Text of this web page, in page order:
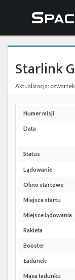
Wiadomości
Baza wiedzy
Starlink
Starship
Szukaj
Facebook
Twitter
Kalendarze
Starlink
Aktualizacja:
Numer misji
Data
Status
Lądowanie
Okno startowe
Miejsce startu
Miejsce lądowania
Rakieta
Booster
Ładunek
Masa ładunku